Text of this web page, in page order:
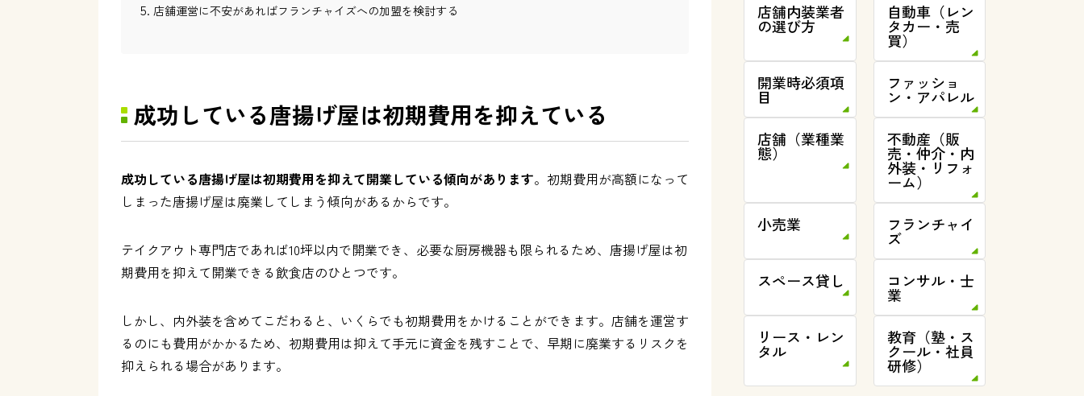
店舖運営に不安があればフランチャイズへの加盟を検討する
成功している唐揚げ屋は初期費用を抑えている
成功している唐揚げ屋は初期費用を抑えて開業している傾向があります。初期費用が高額になって
しまった唐揚げ屋は廃業してしまう傾向があるからです。
テイクアウト専門店であれば10坪以内で開業でき、必要な厨房機器も限られるため、唐揚げ屋は初
期費用を抑えて開業できる飲食店のひとつです。
しかし、内外装を含めてこだわると、いくらでも初期費用をかけることができます。店舗を運営す
るのにも費用がかかるため、初期費用は抑えて手元に資金を残すことで、早期に廃業するリスクを
抑えられる場合があります。
店舗内装業者
の選び方
自動車（レン
タカー・売
買）
開業時必須項
目
ファッショ
ン・アパレル
店舗（業種業
態）
不動産（販
売・仲介・内
外装・リフォ
ーム）
小売業
フランチャイ
ズ
スペース貸し
コンサル・士
業
リース・レン
タル
教育（塾・ス
クール・社員
研修）